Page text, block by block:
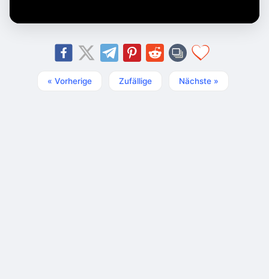
« Vorherige Zufällige Nächste »